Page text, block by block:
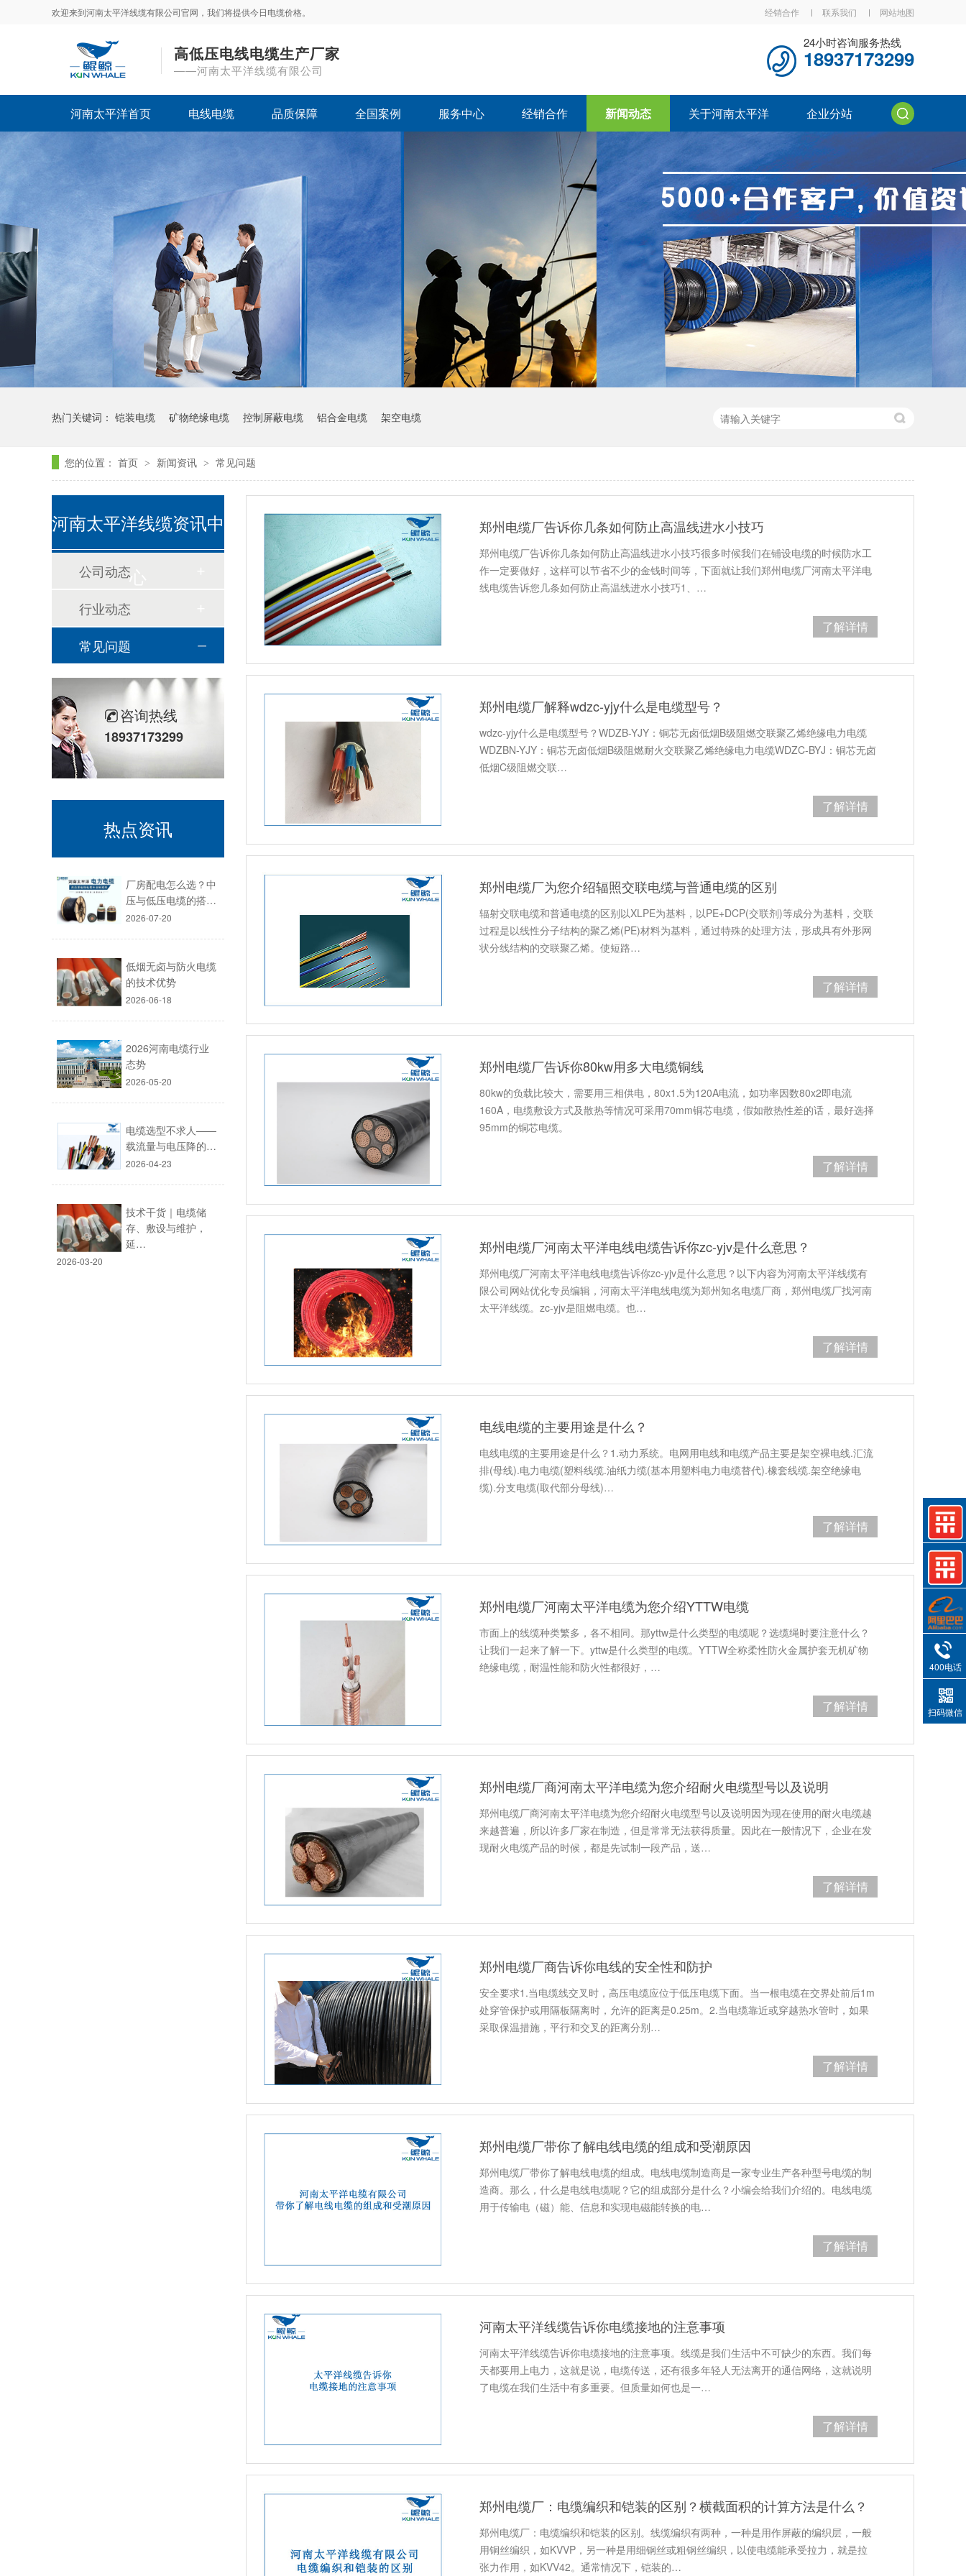
欢迎来到河南太平洋线缆有限公司官网，我们将提供今日电缆价格。 经销合作 联系我们 网站地图
高低压电线电缆生产厂家
——河南太平洋线缆有限公司
24小时咨询服务热线
18937173299
河南太平洋首页 电线电缆 品质保障 全国案例 服务中心 经销合作 新闻动态 关于河南太平洋 企业分站
热门关键词： 铠装电缆 矿物绝缘电缆 控制屏蔽电缆 铝合金电缆 架空电缆
您的位置： 首页 > 新闻资讯 > 常见问题
郑州电缆厂告诉你几条如何防止高温线进水小技巧
郑州电缆厂告诉你几条如何防止高温线进水小技巧很多时候我们在铺设电缆的时候防水工
作一定要做好，这样可以节省不少的金钱时间等，下面就让我们郑州电缆厂河南太平洋电
线电缆告诉您几条如何防止高温线进水小技巧1、…
了解详情
郑州电缆厂解释wdzc-yjy什么是电缆型号？
wdzc-yjy什么是电缆型号？WDZB-YJY：铜芯无卤低烟B级阻燃交联聚乙烯绝缘电力电缆
WDZBN-YJY：铜芯无卤低烟B级阻燃耐火交联聚乙烯绝缘电力电缆WDZC-BYJ：铜芯无卤
低烟C级阻燃交联…
了解详情
郑州电缆厂为您介绍辐照交联电缆与普通电缆的区别
辐射交联电缆和普通电缆的区别以XLPE为基料，以PE+DCP(交联剂)等成分为基料，交联
过程是以线性分子结构的聚乙烯(PE)材料为基料，通过特殊的处理方法，形成具有外形网
状分线结构的交联聚乙烯。使短路…
了解详情
郑州电缆厂告诉你80kw用多大电缆铜线
80kw的负载比较大，需要用三相供电，80x1.5为120A电流，如功率因数80x2即电流
160A，电缆敷设方式及散热等情况可采用70mm铜芯电缆，假如散热性差的话，最好选择
95mm的铜芯电缆。
了解详情
郑州电缆厂河南太平洋电线电缆告诉你zc-yjv是什么意思​？
郑州电缆厂河南太平洋电线电缆告诉你zc-yjv是什么意思？以下内容为河南太平洋线缆有
限公司网站优化专员编辑，河南太平洋电线电缆为郑州知名电缆厂商，郑州电缆厂找河南
太平洋线缆。zc-yjv是阻燃电缆。也…
了解详情
电线电缆的主要用途是什么？
电线电缆的主要用途是什么？1.动力系统。电网用电线和电缆产品主要是架空裸电线.汇流
排(母线).电力电缆(塑料线缆.油纸力缆(基本用塑料电力电缆替代).橡套线缆.架空绝缘电
缆).分支电缆(取代部分母线)…
了解详情
郑州电缆厂河南太平洋电缆为您介绍YTTW电缆
市面上的线缆种类繁多，各不相同。那yttw是什么类型的电缆呢？选缆绳时要注意什么？
让我们一起来了解一下。yttw是什么类型的电缆。YTTW全称柔性防火金属护套无机矿物
绝缘电缆，耐温性能和防火性都很好，…
了解详情
郑州电缆厂商河南太平洋电缆为您介绍耐火电缆型号以及说明
郑州电缆厂商河南太平洋电缆为您介绍耐火电缆型号以及说明因为现在使用的耐火电缆越
来越普遍，所以许多厂家在制造，但是常常无法获得质量。因此在一般情况下，企业在发
现耐火电缆产品的时候，都是先试制一段产品，送…
了解详情
郑州电缆厂商告诉你电线的安全性和防护
安全要求1.当电缆线交叉时，高压电缆应位于低压电缆下面。当一根电缆在交界处前后1m
处穿管保护或用隔板隔离时，允许的距离是0.25m。2.当电缆靠近或穿越热水管时，如果
采取保温措施，平行和交叉的距离分别…
了解详情
郑州电缆厂带你了解电线电缆的组成和受潮原因
郑州电缆厂带你了解电线电缆的组成。电线电缆制造商是一家专业生产各种型号电缆的制
造商。那么，什么是电线电缆呢？它的组成部分是什么？小编会给我们介绍的。电线电缆
用于传输电（磁）能、信息和实现电磁能转换的电…
了解详情
河南太平洋线缆告诉你电缆接地的注意事项
河南太平洋线缆告诉你电缆接地的注意事项。线缆是我们生活中不可缺少的东西。我们每
天都要用上电力，这就是说，电缆传送，还有很多年轻人无法离开的通信网络，这就说明
了电缆在我们生活中有多重要。但质量如何也是一…
了解详情
郑州电缆厂：电缆编织和铠装的区别？横截面积的计算方法是什么？
郑州电缆厂：电缆编织和铠装的区别。线缆编织有两种，一种是用作屏蔽的编织层，一般
用铜丝编织，如KVVP，另一种是用细钢丝或粗钢丝编织，以使电缆能承受拉力，就是拉
张力作用，如KVV42。通常情况下，铠装的…
河南太平洋线缆资讯中
心
公司动态
行业动态
常见问题
咨询热线
18937173299
热点资讯
厂房配电怎么选？中
压与低压电缆的搭…
2026-07-20
低烟无卤与防火电缆
的技术优势
2026-06-18
2026河南电缆行业
态势
2026-05-20
电缆选型不求人——
载流量与电压降的…
2026-04-23
技术干货｜电缆储
存、敷设与维护，
延…
2026-03-20
400电话
扫码微信